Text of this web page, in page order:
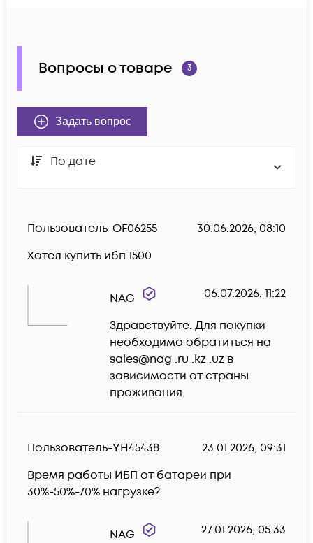
Вопросы о товаре 3
Задать вопрос
По дате
Пользователь-OF06255
30.06.2026, 08:10
Хотел купить ибп 1500
NAG 06.07.2026, 11:22
Здравствуйте. Для покупки
необходимо обратиться на
sales@nag .ru .kz .uz в
зависимости от страны
проживания.
Пользователь-YH45438
23.01.2026, 09:31
Время работы ИБП от батареи при
30%-50%-70% нагрузке?
NAG 27.01.2026, 05:33